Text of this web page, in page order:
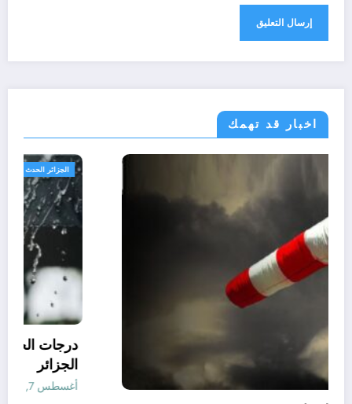
اخبار قد تهمك